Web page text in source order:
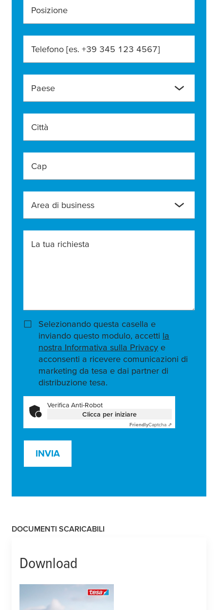
Posizione
Telefono [es. +39 345 123 4567]
Paese
Città
Cap
Area di business
La tua richiesta
Selezionando questa casella e
inviando questo modulo, accetti la
nostra Informativa sulla Privacy e
acconsenti a ricevere comunicazioni di
marketing da tesa e dai partner di
distribuzione tesa.
Verifica Anti-Robot
Clicca per iniziare
FriendlyCaptcha ⇗
INVIA
DOCUMENTI SCARICABILI
Download